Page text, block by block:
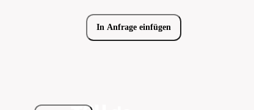
In Anfrage einfügen